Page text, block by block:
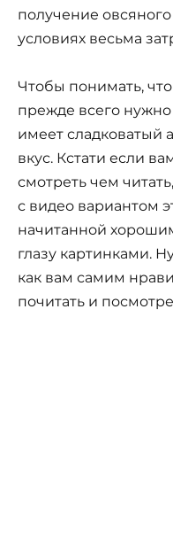
получение
условиях весьма
Чтобы понимать,
прежде всего нужно
имеет сладковатый
вкус. Кстати если
смотреть чем
с видео вариантом
начитанной
глазу картинками.
как вам самим
почитать и